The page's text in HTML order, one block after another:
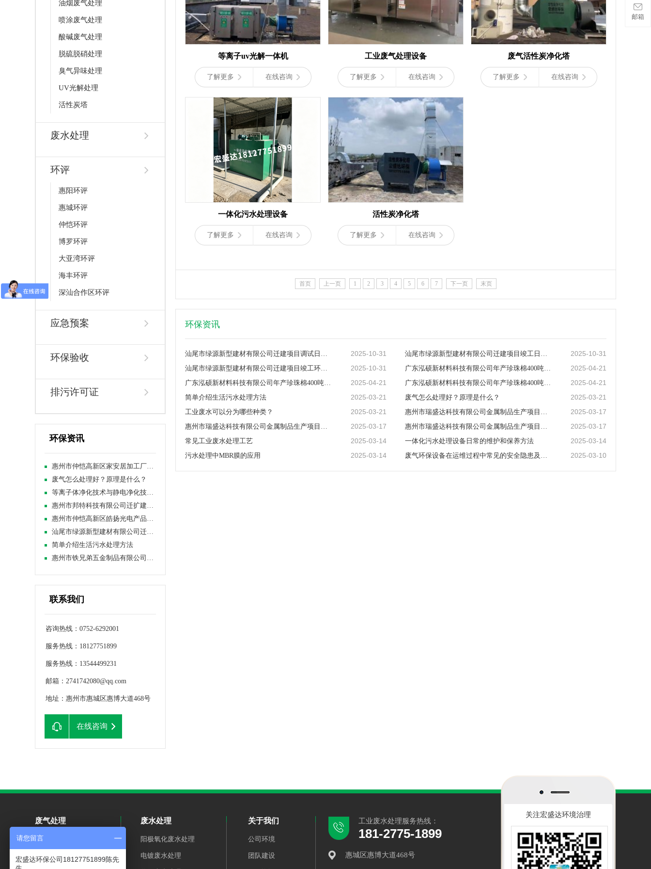
油烟废气处理
喷涂废气处理
酸碱废气处理
脱硫脱硝处理
臭气异味处理
UV光解处理
活性炭塔
废水处理
环评
惠阳环评
惠城环评
仲恺环评
博罗环评
大亚湾环评
海丰环评
深汕合作区环评
应急预案
环保验收
排污许可证
环保资讯
惠州市仲恺高新区家安居加工厂建设项目竣工环境保护验收报告
废气怎么处理好？原理是什么？
等离子体净化技术与静电净化技术区别
惠州市邦特科技有限公司迁扩建项目竣工环境保护验收报告公示
惠州市仲恺高新区皓扬光电产品加工厂新建项目竣工日期公示
汕尾市绿源新型建材有限公司迁建项目竣工环境保护验收报告公
简单介绍生活污水处理方法
惠州市铁兄弟五金制品有限公司扩建项目调试时间公示
联系我们
咨询热线：0752-6292001
服务热线：18127751899
服务热线：13544499231
邮箱：2741742080@qq.com
地址：惠州市惠城区惠博大道468号
在线咨询
等离子uv光解一体机
了解更多 在线咨询
工业废气处理设备
了解更多 在线咨询
废气活性炭净化塔
了解更多 在线咨询
一体化污水处理设备
了解更多 在线咨询
活性炭净化塔
了解更多 在线咨询
首页 上一页 1 2 3 4 5 6 7 下一页 末页
环保资讯
汕尾市绿源新型建材有限公司迁建项目调试日期公示 2025-10-31 汕尾市绿源新型建材有限公司迁建项目竣工日期公示 2025-10-31
汕尾市绿源新型建材有限公司迁建项目竣工环境保护验收报告公 2025-10-31 广东泓硕新材料科技有限公司年产珍珠棉400吨、薄膜200 2025-04-21
广东泓硕新材料科技有限公司年产珍珠棉400吨、薄膜200 2025-04-21 广东泓硕新材料科技有限公司年产珍珠棉400吨、薄膜200 2025-04-21
简单介绍生活污水处理方法 2025-03-21 废气怎么处理好？原理是什么？ 2025-03-21
工业废水可以分为哪些种类？ 2025-03-21 惠州市瑞盛达科技有限公司金属制品生产项目（一期）竣工环境 2025-03-17
惠州市瑞盛达科技有限公司金属制品生产项目（一期） 调试时 2025-03-17 惠州市瑞盛达科技有限公司金属制品生产项目（一期） 竣工时 2025-03-17
常见工业废水处理工艺 2025-03-14 一体化污水处理设备日常的维护和保养方法 2025-03-14
污水处理中MBR膜的应用 2025-03-14 废气环保设备在运维过程中常见的安全隐患及其防范措施。 2025-03-10
废气处理
粉尘废气处理
有机废气处理
废水处理
阳极氧化废水处理
电镀废水处理
关于我们
公司环境
团队建设
工业废水处理 服务热线：
181-2775-1899
惠城区惠博大道468号
关注宏盛达环境治理
邮箱
请您留言
宏盛达环保公司18127751899陈先